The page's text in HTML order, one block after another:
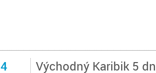
4 Východný Karibik 5